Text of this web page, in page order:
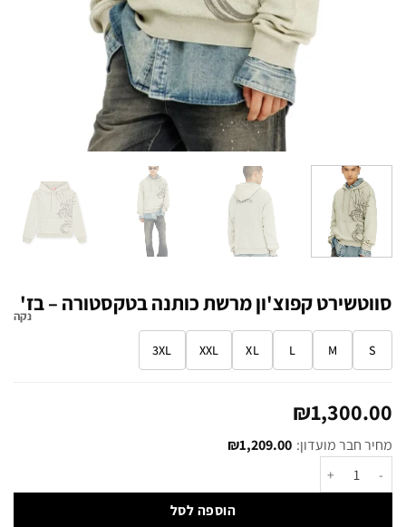
סווטשירט קפוצ'ון מרשת כותנה בטקסטורה – בז'
S
M
L
XL
XXL
3XL
נקה
₪1,300.00
מחיר חבר מועדון: ₪1,209.00
הוספה לסל